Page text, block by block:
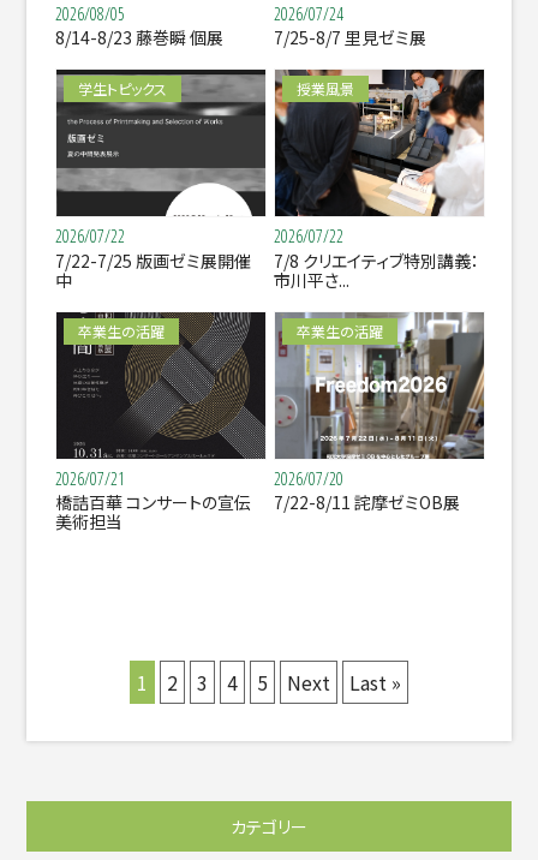
2026/08/05
8/14-8/23 藤巻瞬 個展
2026/07/24
7/25-8/7 里見ゼミ展
学生トピックス
2026/07/22
7/22-7/25 版画ゼミ展開催
中
授業風景
2026/07/22
7/8 クリエイティブ特別講義：
市川平さ...
卒業生の活躍
2026/07/21
橋詰百華 コンサートの宣伝
美術担当
卒業生の活躍
2026/07/20
7/22-8/11 詫摩ゼミOB展
1 2 3 4 5 Next Last »
カテゴリー